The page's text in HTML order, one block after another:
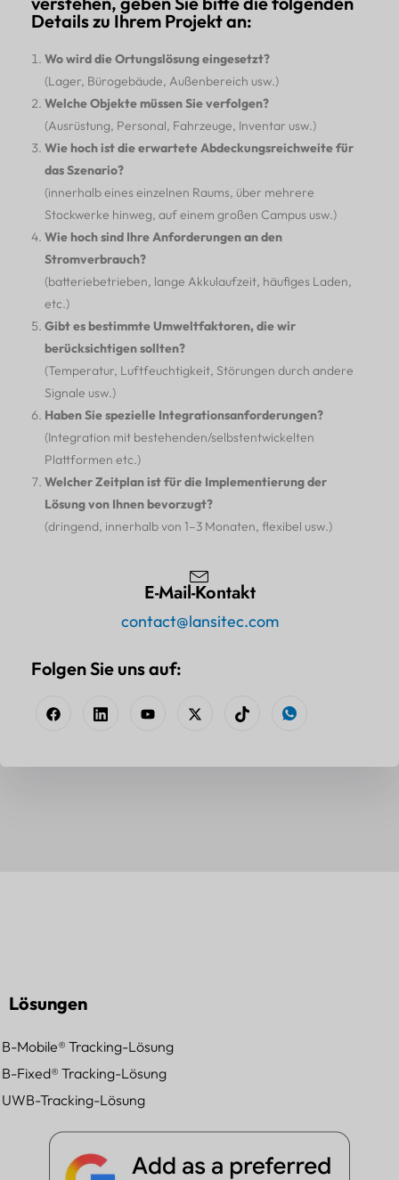
Details zu Ihrem Projekt an:
Wo wird die Ortungslösung eingesetzt?
(Lager, Bürogebäude, Außenbereich usw.)
Welche Objekte müssen Sie verfolgen?
(Ausrüstung, Personal, Fahrzeuge, Inventar usw.)
Wie hoch ist die erwartete Abdeckungsreichweite für
das Szenario?
(innerhalb eines einzelnen Raums, über mehrere
Stockwerke hinweg, auf einem großen Campus usw.)
Wie hoch sind Ihre Anforderungen an den
Stromverbrauch?
(batteriebetrieben, lange Akkulaufzeit, häufiges Laden,
etc.)
Gibt es bestimmte Umweltfaktoren, die wir
berücksichtigen sollten?
(Temperatur, Luftfeuchtigkeit, Störungen durch andere
Signale usw.)
Haben Sie spezielle Integrationsanforderungen?
(Integration mit bestehenden/selbstentwickelten
Plattformen etc.)
Welcher Zeitplan ist für die Implementierung der
Lösung von Ihnen bevorzugt?
(dringend, innerhalb von 1–3 Monaten, flexibel usw.)
E-Mail-Kontakt
contact@lansitec.com
Folgen Sie uns auf:
Lösungen
B-Mobile® Tracking-Lösung
B-Fixed® Tracking-Lösung
UWB-Tracking-Lösung